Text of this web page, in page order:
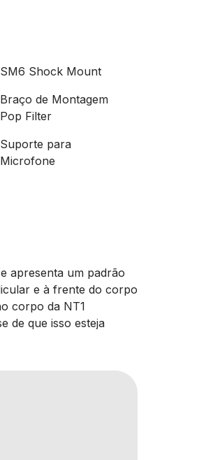
SM6 Shock Mount
Braço de Montagem
Pop Filter
Suporte para
Microfone
apresenta um padrão
e à frente do corpo
corpo da NT1
de que isso esteja